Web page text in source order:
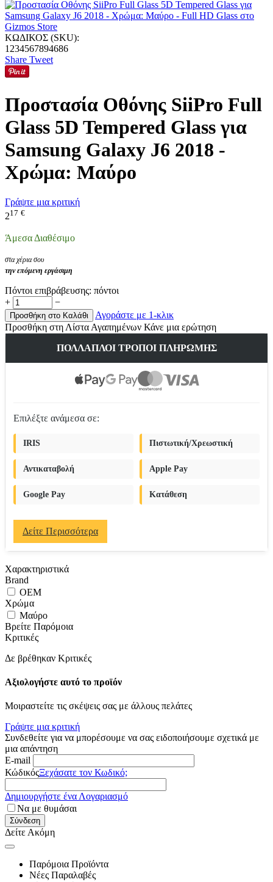
ΚΩΔΙΚΟΣ (SKU):
1234567894686
Share Tweet
Προστασία Οθόνης SiiPro Full
Glass 5D Tempered Glass για
Samsung Galaxy J6 2018 -
Χρώμα: Μαύρο
Γράψτε μια κριτική
217 €
Άμεσα Διαθέσιμο
στα χέρια σου
την επόμενη εργάσιμη
Πόντοι επιβράβευσης: πόντοι
+
−
Προσθήκη στο Καλάθι
Αγοράστε με 1-κλικ
Προσθήκη στη Λίστα Αγαπημένων Κάνε μια ερώτηση
ΠΟΛΛΑΠΛΟΊ ΤΡΌΠΟΙ ΠΛΗΡΩΜΉΣ
Επιλέξτε ανάμεσα σε:
IRIS Πιστωτική/Χρεωστική
Αντικαταβολή Apple Pay
Google Pay Κατάθεση
Δείτε Περισσότερα
Χαρακτηριστικά
Brand
OEM
Χρώμα
Μαύρο
Βρείτε Παρόμοια
Κριτικές
Δε βρέθηκαν Κριτικές
Αξιολογήστε αυτό το προϊόν
Μοιραστείτε τις σκέψεις σας με άλλους πελάτες
Γράψτε μια κριτική
Συνδεθείτε για να μπορέσουμε να σας ειδοποιήσουμε σχετικά με
μια απάντηση
E-mail
ΚώδικόςΞεχάσατε τον Κωδικό;
Δημιουργήστε ένα Λογαριασμό
Να με θυμάσαι
Σύνδεση
Δείτε Ακόμη
Παρόμοια Προϊόντα
Νέες Παραλαβές